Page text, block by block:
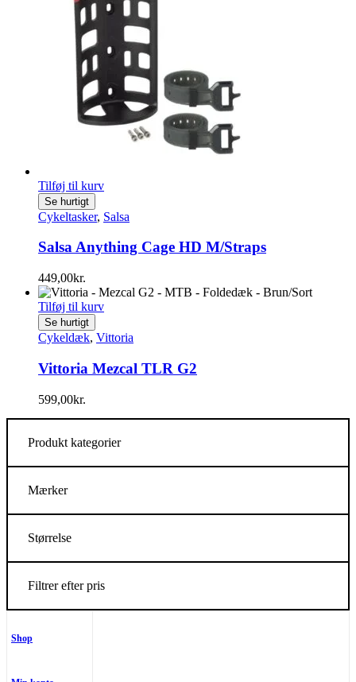
Tilføj til kurv
Se hurtigt
Cykeltasker, Salsa
Salsa Anything Cage HD M/Straps
449,00kr.
Tilføj til kurv
Se hurtigt
Cykeldæk, Vittoria
Vittoria Mezcal TLR G2
599,00kr.
Produkt kategorier
Mærker
Størrelse
Filtrer efter pris
Shop